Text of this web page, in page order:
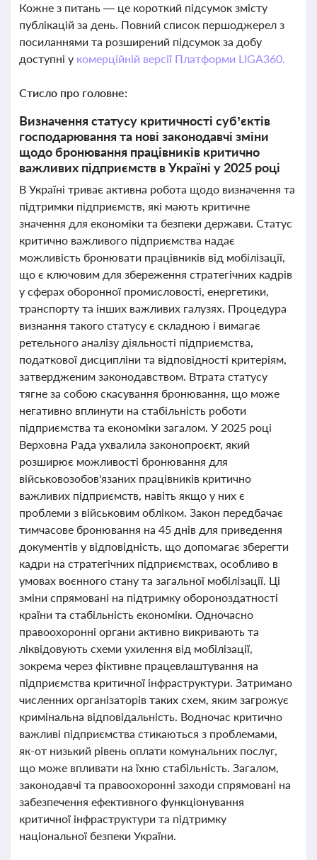
Кожне з питань — це короткий підсумок змісту
публікацій за день. Повний список першоджерел з
посиланнями та розширений підсумок за добу
доступні у комерційній версії Платформи LIGA360.
Стисло про головне:
Визначення статусу критичності суб’єктів
господарювання та нові законодавчі зміни
щодо бронювання працівників критично
важливих підприємств в Україні у 2025 році
В Україні триває активна робота щодо визначення та
підтримки підприємств, які мають критичне
значення для економіки та безпеки держави. Статус
критично важливого підприємства надає
можливість бронювати працівників від мобілізації,
що є ключовим для збереження стратегічних кадрів
у сферах оборонної промисловості, енергетики,
транспорту та інших важливих галузях. Процедура
визнання такого статусу є складною і вимагає
ретельного аналізу діяльності підприємства,
податкової дисципліни та відповідності критеріям,
затвердженим законодавством. Втрата статусу
тягне за собою скасування бронювання, що може
негативно вплинути на стабільність роботи
підприємства та економіки загалом. У 2025 році
Верховна Рада ухвалила законопроєкт, який
розширює можливості бронювання для
військовозобов'язаних працівників критично
важливих підприємств, навіть якщо у них є
проблеми з військовим обліком. Закон передбачає
тимчасове бронювання на 45 днів для приведення
документів у відповідність, що допомагає зберегти
кадри на стратегічних підприємствах, особливо в
умовах воєнного стану та загальної мобілізації. Ці
зміни спрямовані на підтримку обороноздатності
країни та стабільність економіки. Одночасно
правоохоронні органи активно викривають та
ліквідовують схеми ухилення від мобілізації,
зокрема через фіктивне працевлаштування на
підприємства критичної інфраструктури. Затримано
численних організаторів таких схем, яким загрожує
кримінальна відповідальність. Водночас критично
важливі підприємства стикаються з проблемами,
як-от низький рівень оплати комунальних послуг,
що може впливати на їхню стабільність. Загалом,
законодавчі та правоохоронні заходи спрямовані на
забезпечення ефективного функціонування
критичної інфраструктури та підтримку
національної безпеки України.